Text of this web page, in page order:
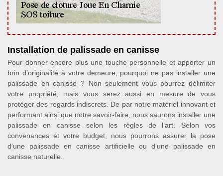
Installation de palissade en canisse
Pour donner encore plus une touche personnelle et apporter un
brin d’originalité à votre demeure, pourquoi ne pas installer une
palissade en canisse ? Non seulement vous pourrez délimiter
votre propriété, mais vous serez aussi en mesure de vous
protéger des regards indiscrets. De par notre matériel innovant et
performant ainsi que notre savoir-faire, nous saurons installer une
palissade en canisse selon les règles de l’art. Selon vos
convenances et votre budget, nous pourrons assurer la pose
d’une palissade en canisse artificielle ou d’une palissade en
canisse naturelle.